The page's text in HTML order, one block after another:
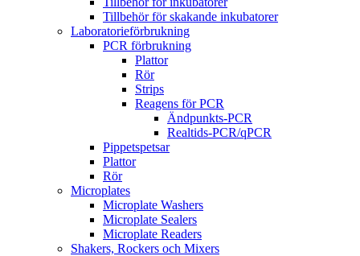
Tillbehör för skakande inkubatorer
Laboratorieförbrukning
PCR förbrukning
Plattor
Rör
Strips
Reagens för PCR
Ändpunkts-PCR
Realtids-PCR/qPCR
Pippetspetsar
Plattor
Rör
Microplates
Microplate Washers
Microplate Sealers
Microplate Readers
Shakers, Rockers och Mixers